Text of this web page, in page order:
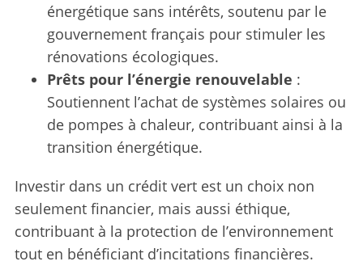
énergétique sans intérêts, soutenu par le
gouvernement français pour stimuler les
rénovations écologiques.
Prêts pour l’énergie renouvelable :
Soutiennent l’achat de systèmes solaires ou
de pompes à chaleur, contribuant ainsi à la
transition énergétique.
Investir dans un crédit vert est un choix non
seulement financier, mais aussi éthique,
contribuant à la protection de l’environnement
tout en bénéficiant d’incitations financières.
e
a
c
h
o
r